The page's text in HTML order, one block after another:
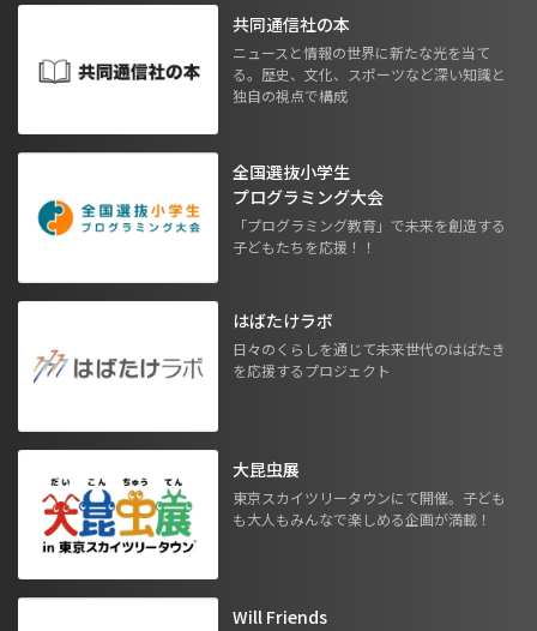
共同通信社の本
ニュースと情報の世界に新たな光を当て
る。歴史、文化、スポーツなど深い知識と
独自の視点で構成
全国選抜小学生
プログラミング大会
「プログラミング教育」で未来を創造する
子どもたちを応援！！
はばたけラボ
日々のくらしを通じて未来世代のはばたき
を応援するプロジェクト
大昆虫展
東京スカイツリータウンにて開催。子ども
も大人もみんなで楽しめる企画が満載！
Will Friends